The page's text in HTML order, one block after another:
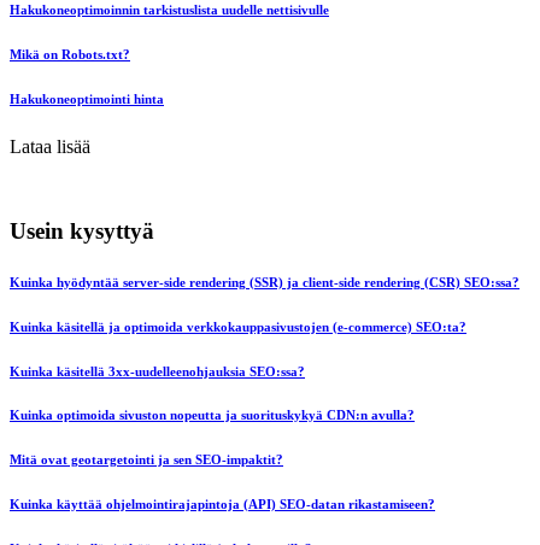
Hakukoneoptimoinnin tarkistuslista uudelle nettisivulle
Mikä on Robots.txt?
Hakukoneoptimointi hinta
Lataa lisää
Usein kysyttyä
Kuinka hyödyntää server-side rendering (SSR) ja client-side rendering (CSR) SEO:ssa?
Kuinka käsitellä ja optimoida verkkokauppasivustojen (e-commerce) SEO:ta?
Kuinka käsitellä 3xx-uudelleenohjauksia SEO:ssa?
Kuinka optimoida sivuston nopeutta ja suorituskykyä CDN:n avulla?
Mitä ovat geotargetointi ja sen SEO-impaktit?
Kuinka käyttää ohjelmointirajapintoja (API) SEO-datan rikastamiseen?